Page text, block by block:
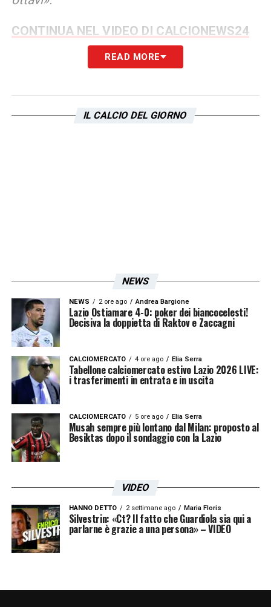
CONTINUA NEL VIDEO DI CALCIONEWS24
LA PLAYLIST DELLE NOSTRE TOP NEWS
READ MORE
IL CALCIO DEL GIORNO
NEWS
NEWS 2 ore ago Andrea Bargione
Lazio Ostiamare 4-0: poker dei biancocelesti!
Decisiva la doppietta di Raktov e Zaccagni
CALCIOMERCATO 4 ore ago Elia Serra
Tabellone calciomercato estivo Lazio 2026 LIVE:
i trasferimenti in entrata e in uscita
CALCIOMERCATO 5 ore ago Elia Serra
Musah sempre più lontano dal Milan: proposto al
Besiktas dopo il sondaggio con la Lazio
VIDEO
HANNO DETTO 2 settimane ago Maria Floris
Silvestrin: «Ct? Il fatto che Guardiola sia qui a
parlarne è grazie a una persona» – VIDEO